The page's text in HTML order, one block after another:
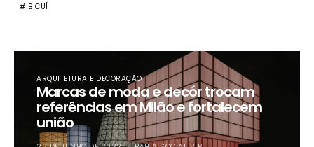
IBICUÍ
ARQUITETURA E DECORAÇÃO
Marcas de moda e decór trocam
referências em Milão e fortalecem
união